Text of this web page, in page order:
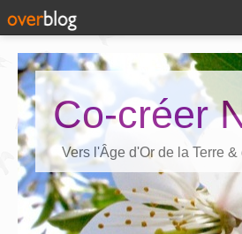
Co-créer
Vers l'Âge d'Or de la Terre